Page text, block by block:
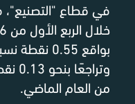
بواقع 0.55
من العام الماضي.